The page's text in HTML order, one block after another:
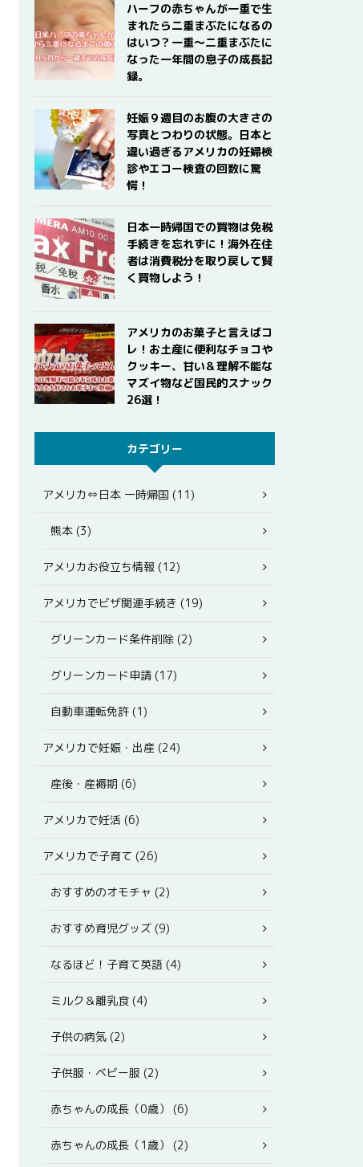
ハーフの赤ちゃんが一重で生
まれたら二重まぶたになるの
はいつ？一重〜二重まぶたに
なった一年間の息子の成長記
録。
妊娠９週目のお腹の大きさの
写真とつわりの状態。日本と
違い過ぎるアメリカの妊婦検
診やエコー検査の回数に驚
愕！
日本一時帰国での買物は免税
手続きを忘れずに！海外在住
者は消費税分を取り戻して賢
く買物しよう！
アメリカのお菓子と言えばコ
レ！お土産に便利なチョコや
クッキー、甘い＆理解不能な
マズイ物など国民的スナック
26選！
カテゴリー
アメリカ⇔日本 一時帰国 (11)
熊本 (3)
アメリカお役立ち情報 (12)
アメリカでビザ関連手続き (19)
グリーンカード条件削除 (2)
グリーンカード申請 (17)
自動車運転免許 (1)
アメリカで妊娠・出産 (24)
産後・産褥期 (6)
アメリカで妊活 (6)
アメリカで子育て (26)
おすすめのオモチャ (2)
おすすめ育児グッズ (9)
なるほど！子育て英語 (4)
ミルク＆離乳食 (4)
子供の病気 (2)
子供服・ベビー服 (2)
赤ちゃんの成長（0歳） (6)
赤ちゃんの成長（1歳） (2)